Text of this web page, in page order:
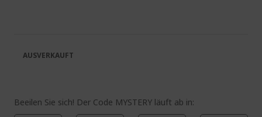
Beeilen Sie sich! Der Code MYSTERY läuft ab in:
AUSVERKAUFT